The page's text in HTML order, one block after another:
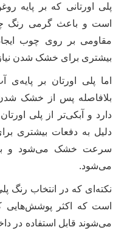
پلی اورتانی که بر پایه
است و باعث گرمی
مقاومی بر روی چوب
بیشتری برای خشک شدن
اما پلی اورتان بر
بلافاصله پس از خشک
دارد و آبکی‌تر از پلی
دلیل به دفعات بیشتری
سرعت خشک می‌شود و به
می‌شود.
نکته‌ای که در انتخاب رنگ
است که اکثر پوشش‌هایی
می‌شوند قابل استفاده در